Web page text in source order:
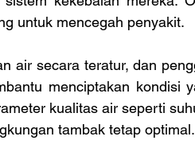
untuk mencegah penyakit.
air secara teratur, dan
menciptakan kondisi
kualitas air seperti
tambak tetap optimal.